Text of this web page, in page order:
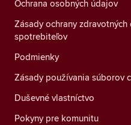
Ochrana osobných údajov
Zásady ochrany
spotrebiteľov
Podmienky
Zásady používania súborov
Duševné vlastníctvo
Pokyny pre komunitu